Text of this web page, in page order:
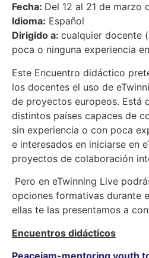
Fecha: Del 12 al 21 de marzo
Idioma: Español
Dirigido a: cualquier docente
poca o ninguna experiencia
Este Encuentro didáctico
los docentes el uso de
de proyectos europeos. Está
distintos países capaces de
sin experiencia o con poca
e interesados en iniciarse en
proyectos de colaboración
Pero en eTwinning Live
opciones formativas durante
ellas te las presentamos a
Encuentros didácticos
Peacejam-mentoring youth